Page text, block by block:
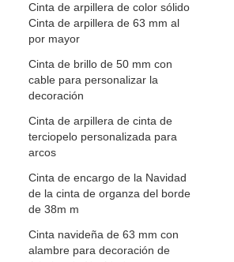
Cinta de arpillera de color sólido
Cinta de arpillera de 63 mm al
por mayor
Cinta de brillo de 50 mm con
cable para personalizar la
decoración
Cinta de arpillera de cinta de
terciopelo personalizada para
arcos
Cinta de encargo de la Navidad
de la cinta de organza del borde
de 38m m
Cinta navideña de 63 mm con
alambre para decoración de